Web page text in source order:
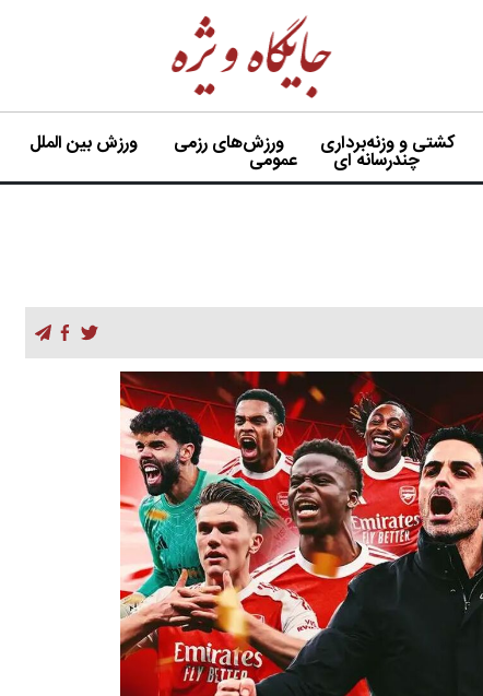
کشتی و وزنه‌برداری ورزش‌های رزمی ورزش بین الملل
چندرسانه ای عمومی